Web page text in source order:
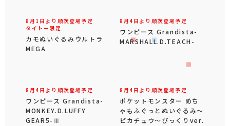
8月1日より順次登場予定
タイトー限定
カモぬいぐるみウルトラ
MEGA
8月4日より順次登場予定
ワンピース Grandista-
MARSHALL.D.TEACH-
8月4日より順次登場予定
ワンピース Grandista-
MONKEY.D.LUFFY
GEAR5-Ⅲ
8月4日より順次登場予定
ポケットモンスター めち
ゃもふぐっとぬいぐるみ～
ピカチュウ～びっくりver.